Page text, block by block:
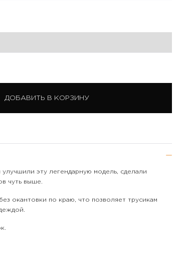
ДОБАВИТЬ В КОРЗИНУ
эту легендарную модель, сделали
чуть выше.
окантовки по краю, что позволяет трусикам